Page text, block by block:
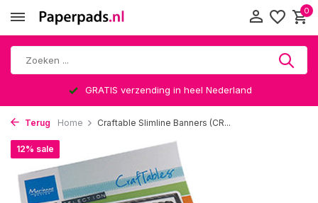
0
GRATIS verzending in heel Nederland
Terug Home Craftable Slimline Banners (CR...
12% sale